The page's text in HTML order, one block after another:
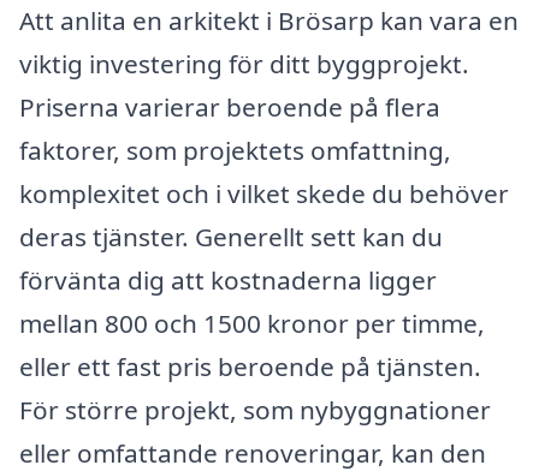
Att anlita en arkitekt i Brösarp kan vara en
viktig investering för ditt byggprojekt.
Priserna varierar beroende på flera
faktorer, som projektets omfattning,
komplexitet och i vilket skede du behöver
deras tjänster. Generellt sett kan du
förvänta dig att kostnaderna ligger
mellan 800 och 1500 kronor per timme,
eller ett fast pris beroende på tjänsten.
För större projekt, som nybyggnationer
eller omfattande renoveringar, kan den